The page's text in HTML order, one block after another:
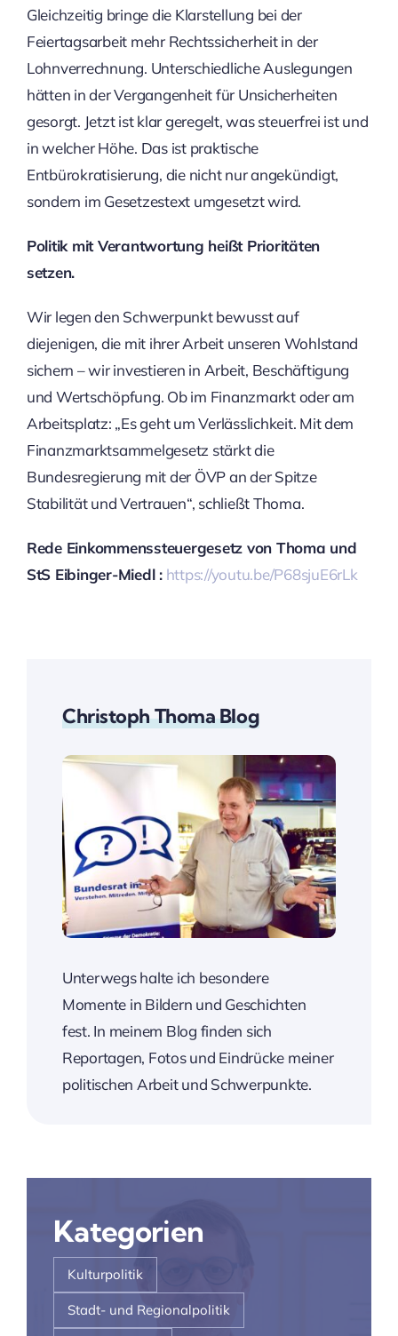
Gleichzeitig bringe die Klarstellung bei der
Feiertagsarbeit mehr Rechtssicherheit in der
Lohnverrechnung. Unterschiedliche Auslegungen
hätten in der Vergangenheit für Unsicherheiten
gesorgt. Jetzt ist klar geregelt, was steuerfrei ist und
in welcher Höhe. Das ist praktische
Entbürokratisierung, die nicht nur angekündigt,
sondern im Gesetzestext umgesetzt wird.
Politik mit Verantwortung heißt Prioritäten
setzen.
Wir legen den Schwerpunkt bewusst auf
diejenigen, die mit ihrer Arbeit unseren Wohlstand
sichern – wir investieren in Arbeit, Beschäftigung
und Wertschöpfung. Ob im Finanzmarkt oder am
Arbeitsplatz: „Es geht um Verlässlichkeit. Mit dem
Finanzmarktsammelgesetz stärkt die
Bundesregierung mit der ÖVP an der Spitze
Stabilität und Vertrauen“, schließt Thoma.
Rede Einkommenssteuergesetz von Thoma und
StS Eibinger-Miedl : https://youtu.be/P68sjuE6rLk
Christoph Thoma Blog
Unterwegs halte ich besondere
Momente in Bildern und Geschichten
fest. In meinem Blog finden sich
Reportagen, Fotos und Eindrücke meiner
politischen Arbeit und Schwerpunkte.
Kategorien
Kulturpolitik
Stadt- und Regionalpolitik